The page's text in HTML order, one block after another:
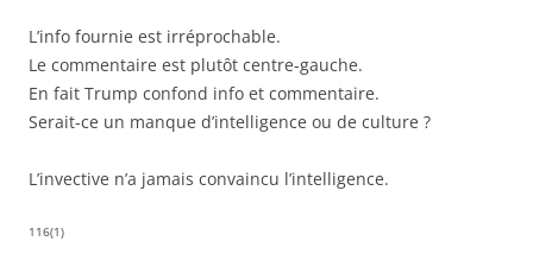
L’info fournie est irréprochable.
Le commentaire est plutôt centre-gauche.
En fait Trump confond info et commentaire.
Serait-ce un manque d’intelligence ou de culture ?
L’invective n’a jamais convaincu l’intelligence.
116(1)